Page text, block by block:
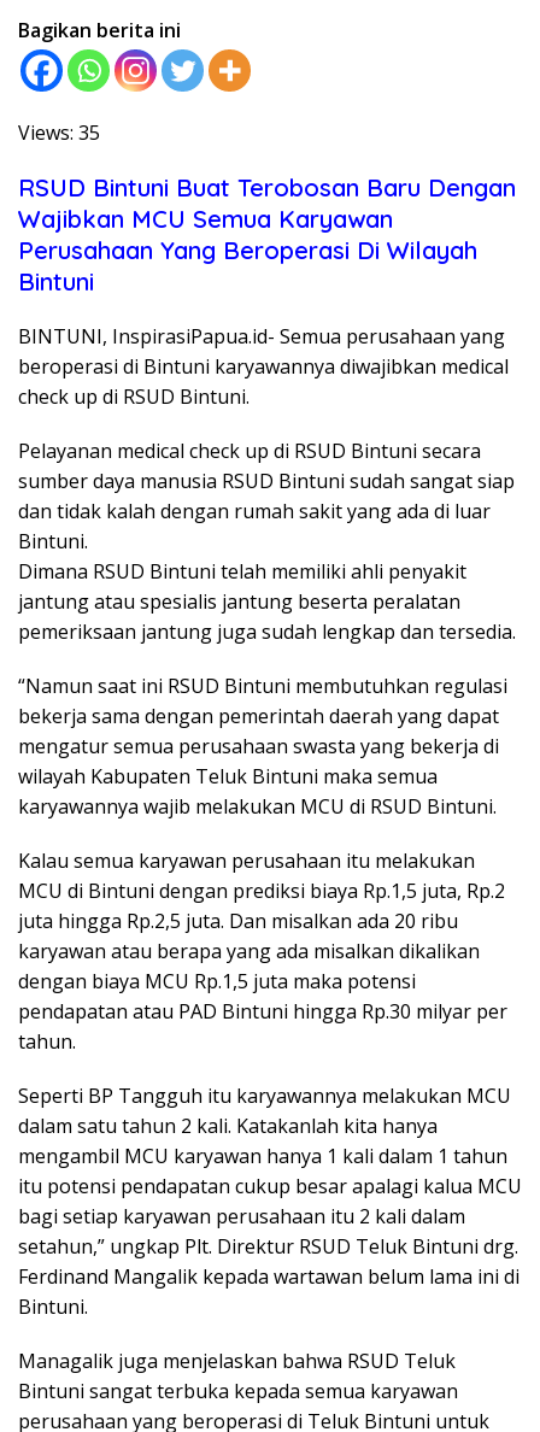
Bagikan berita ini
Views: 35
RSUD Bintuni Buat Terobosan Baru Dengan
Wajibkan MCU Semua Karyawan
Perusahaan Yang Beroperasi Di Wilayah
Bintuni
BINTUNI, InspirasiPapua.id- Semua perusahaan yang
beroperasi di Bintuni karyawannya diwajibkan medical
check up di RSUD Bintuni.
Pelayanan medical check up di RSUD Bintuni secara
sumber daya manusia RSUD Bintuni sudah sangat siap
dan tidak kalah dengan rumah sakit yang ada di luar
Bintuni.
Dimana RSUD Bintuni telah memiliki ahli penyakit
jantung atau spesialis jantung beserta peralatan
pemeriksaan jantung juga sudah lengkap dan tersedia.
“Namun saat ini RSUD Bintuni membutuhkan regulasi
bekerja sama dengan pemerintah daerah yang dapat
mengatur semua perusahaan swasta yang bekerja di
wilayah Kabupaten Teluk Bintuni maka semua
karyawannya wajib melakukan MCU di RSUD Bintuni.
Kalau semua karyawan perusahaan itu melakukan
MCU di Bintuni dengan prediksi biaya Rp.1,5 juta, Rp.2
juta hingga Rp.2,5 juta. Dan misalkan ada 20 ribu
karyawan atau berapa yang ada misalkan dikalikan
dengan biaya MCU Rp.1,5 juta maka potensi
pendapatan atau PAD Bintuni hingga Rp.30 milyar per
tahun.
Seperti BP Tangguh itu karyawannya melakukan MCU
dalam satu tahun 2 kali. Katakanlah kita hanya
mengambil MCU karyawan hanya 1 kali dalam 1 tahun
itu potensi pendapatan cukup besar apalagi kalua MCU
bagi setiap karyawan perusahaan itu 2 kali dalam
setahun,” ungkap Plt. Direktur RSUD Teluk Bintuni drg.
Ferdinand Mangalik kepada wartawan belum lama ini di
Bintuni.
Managalik juga menjelaskan bahwa RSUD Teluk
Bintuni sangat terbuka kepada semua karyawan
perusahaan yang beroperasi di Teluk Bintuni untuk